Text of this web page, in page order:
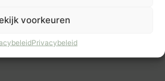
voorkeuren
Privacybeleid
exclusieve voordelen, kortingen